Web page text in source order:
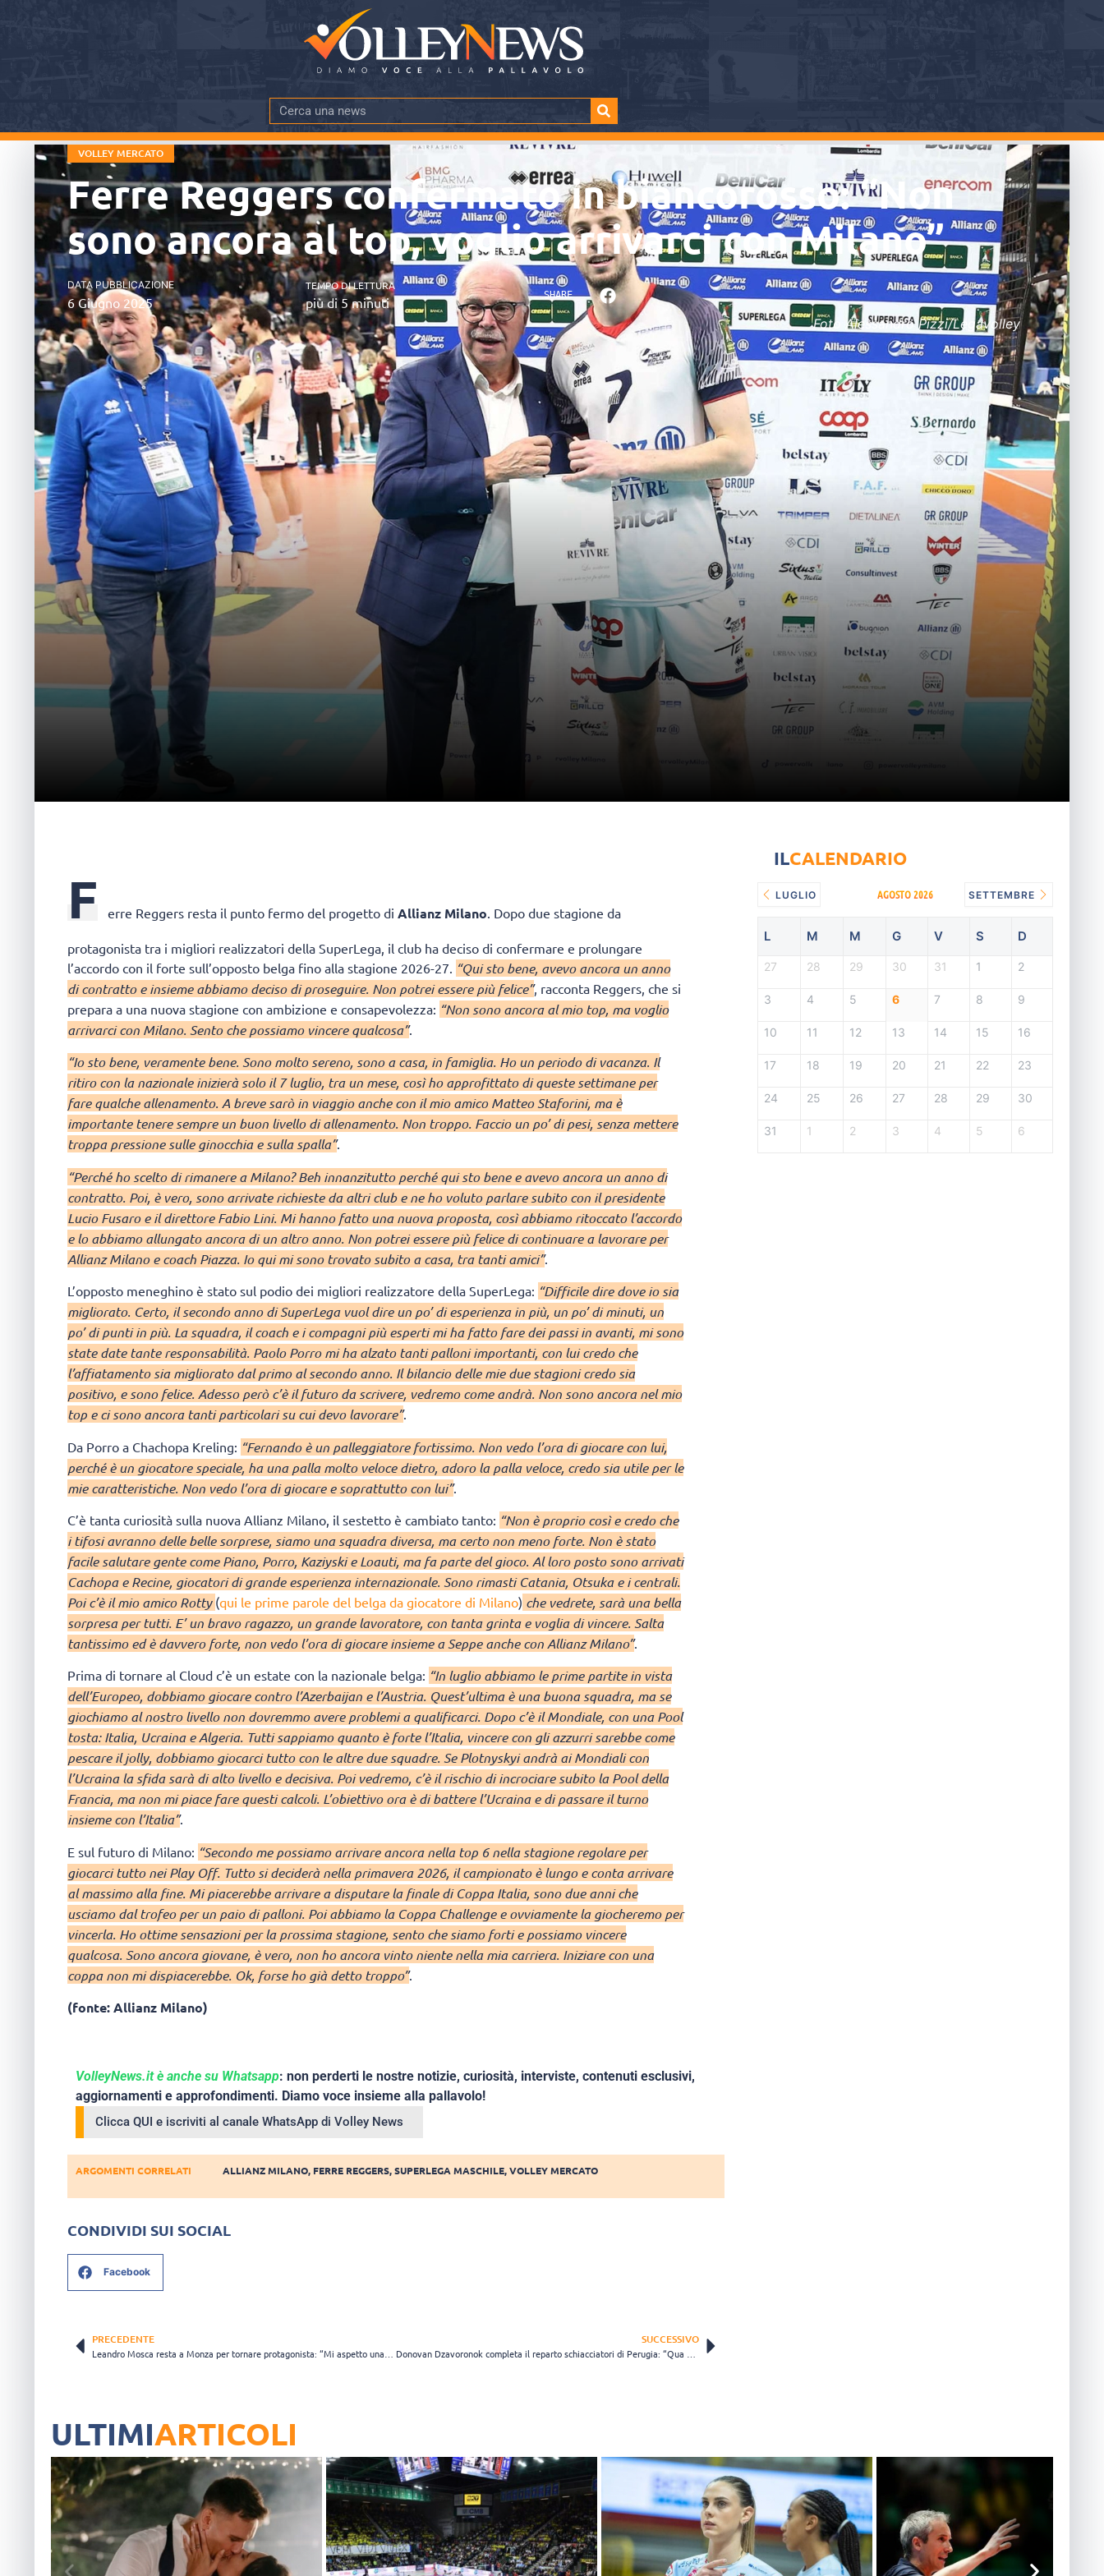
VOLLEY MERCATO
Ferre Reggers confermato in biancorosso: “Non
sono ancora al top, voglio arrivarci con Milano”
DATA PUBBLICAZIONE
6 Giugno 2025
TEMPO DI LETTURA
più di 5 minuti SHARE
Foto Alessandro Pizzi/Legavolley
F erre Reggers resta il punto fermo del progetto di Allianz Milano . Dopo due stagione da
protagonista tra i migliori realizzatori della SuperLega, il club ha deciso di confermare e prolungare
l’accordo con il forte sull’opposto belga fino alla stagione 2026-27. “Qui sto bene, avevo ancora un anno
di contratto e insieme abbiamo deciso di proseguire. Non potrei essere più felice”, racconta Reggers, che si
prepara a una nuova stagione con ambizione e consapevolezza: “Non sono ancora al mio top, ma voglio
arrivarci con Milano. Sento che possiamo vincere qualcosa”.
“Io sto bene, veramente bene. Sono molto sereno, sono a casa, in famiglia. Ho un periodo di vacanza. Il
ritiro con la nazionale inizierà solo il 7 luglio, tra un mese, così ho approfittato di queste settimane per
fare qualche allenamento. A breve sarò in viaggio anche con il mio amico Matteo Staforini, ma è
importante tenere sempre un buon livello di allenamento. Non troppo. Faccio un po’ di pesi, senza mettere
troppa pressione sulle ginocchia e sulla spalla”.
“Perché ho scelto di rimanere a Milano? Beh innanzitutto perché qui sto bene e avevo ancora un anno di
contratto. Poi, è vero, sono arrivate richieste da altri club e ne ho voluto parlare subito con il presidente
Lucio Fusaro e il direttore Fabio Lini. Mi hanno fatto una nuova proposta, così abbiamo ritoccato l’accordo
e lo abbiamo allungato ancora di un altro anno. Non potrei essere più felice di continuare a lavorare per
Allianz Milano e coach Piazza. Io qui mi sono trovato subito a casa, tra tanti amici”.
L’opposto meneghino è stato sul podio dei migliori realizzatore della SuperLega: “Difficile dire dove io sia
migliorato. Certo, il secondo anno di SuperLega vuol dire un po’ di esperienza in più, un po’ di minuti, un
po’ di punti in più. La squadra, il coach e i compagni più esperti mi ha fatto fare dei passi in avanti, mi sono
state date tante responsabilità. Paolo Porro mi ha alzato tanti palloni importanti, con lui credo che
l’affiatamento sia migliorato dal primo al secondo anno. Il bilancio delle mie due stagioni credo sia
positivo, e sono felice. Adesso però c’è il futuro da scrivere, vedremo come andrà. Non sono ancora nel mio
top e ci sono ancora tanti particolari su cui devo lavorare”.
Da Porro a Chachopa Kreling: “Fernando è un palleggiatore fortissimo. Non vedo l’ora di giocare con lui,
perché è un giocatore speciale, ha una palla molto veloce dietro, adoro la palla veloce, credo sia utile per le
mie caratteristiche. Non vedo l’ora di giocare e soprattutto con lui”.
C’è tanta curiosità sulla nuova Allianz Milano, il sestetto è cambiato tanto: “Non è proprio così e credo che
i tifosi avranno delle belle sorprese, siamo una squadra diversa, ma certo non meno forte. Non è stato
facile salutare gente come Piano, Porro, Kaziyski e Loauti, ma fa parte del gioco. Al loro posto sono arrivati
Cachopa e Recine, giocatori di grande esperienza internazionale. Sono rimasti Catania, Otsuka e i centrali.
Poi c’è il mio amico Rotty (qui le prime parole del belga da giocatore di Milano) che vedrete, sarà una bella
sorpresa per tutti. E’ un bravo ragazzo, un grande lavoratore, con tanta grinta e voglia di vincere. Salta
tantissimo ed è davvero forte, non vedo l’ora di giocare insieme a Seppe anche con Allianz Milano”.
Prima di tornare al Cloud c’è un estate con la nazionale belga: “In luglio abbiamo le prime partite in vista
dell’Europeo, dobbiamo giocare contro l’Azerbaijan e l’Austria. Quest’ultima è una buona squadra, ma se
giochiamo al nostro livello non dovremmo avere problemi a qualificarci. Dopo c’è il Mondiale, con una Pool
tosta: Italia, Ucraina e Algeria. Tutti sappiamo quanto è forte l’Italia, vincere con gli azzurri sarebbe come
pescare il jolly, dobbiamo giocarci tutto con le altre due squadre. Se Plotnyskyi andrà ai Mondiali con
l’Ucraina la sfida sarà di alto livello e decisiva. Poi vedremo, c’è il rischio di incrociare subito la Pool della
Francia, ma non mi piace fare questi calcoli. L’obiettivo ora è di battere l’Ucraina e di passare il turno
insieme con l’Italia”.
E sul futuro di Milano: “Secondo me possiamo arrivare ancora nella top 6 nella stagione regolare per
giocarci tutto nei Play Off. Tutto si deciderà nella primavera 2026, il campionato è lungo e conta arrivare
al massimo alla fine. Mi piacerebbe arrivare a disputare la finale di Coppa Italia, sono due anni che
usciamo dal trofeo per un paio di palloni. Poi abbiamo la Coppa Challenge e ovviamente la giocheremo per
vincerla. Ho ottime sensazioni per la prossima stagione, sento che siamo forti e possiamo vincere
qualcosa. Sono ancora giovane, è vero, non ho ancora vinto niente nella mia carriera. Iniziare con una
coppa non mi dispiacerebbe. Ok, forse ho già detto troppo”.
(fonte: Allianz Milano)
VolleyNews.it è anche su Whatsapp: non perderti le nostre notizie, curiosità, interviste, contenuti esclusivi,
aggiornamenti e approfondimenti. Diamo voce insieme alla pallavolo!
Clicca QUI e iscriviti al canale WhatsApp di Volley News
ARGOMENTI CORRELATI ALLIANZ MILANO, FERRE REGGERS,SUPERLEGA MASCHILE,VOLLEY MERCATO
CONDIVIDI SUI SOCIAL
Facebook
PRECEDENTE SUCCESSIVO
ILCALENDARIO
LUGLIO AGOSTO 2026 SETTEMBRE
L M M G V S D
27 28 29 30 31 1 2
3 4 5 6 7 8 9
10 11 12 13 14 15 16
17 18 19 20 21 22 23
24 25 26 27 28 29 30
31 1 2 3 4 5 6
ULTIMIARTICOLI